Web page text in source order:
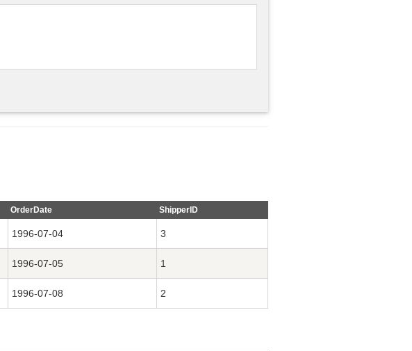
OrderDate ShipperID
1996-07-04 3
1996-07-05 1
1996-07-08 2